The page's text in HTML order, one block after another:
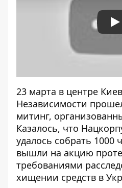
23 марта в центре
Независимости
митинг,
Казалось, что
удалось собрать 1000
вышли на акцию
требованиями
хищении средств в